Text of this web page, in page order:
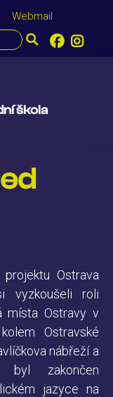
Webmail
škola
Ostrava
vyzkoušeli roli
místa Ostravy v
Ostravské
nábřeží a
byl zakončen
jazyce na